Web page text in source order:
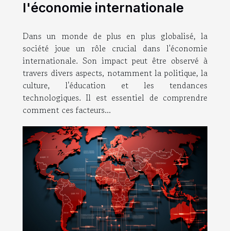
l'économie internationale
Dans un monde de plus en plus globalisé, la
société joue un rôle crucial dans l'économie
internationale. Son impact peut être observé à
travers divers aspects, notamment la politique, la
culture, l'éducation et les tendances
technologiques. Il est essentiel de comprendre
comment ces facteurs...